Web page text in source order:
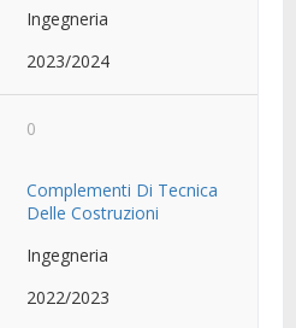
Ingegneria
2023/2024
0
Complementi Di Tecnica
Delle Costruzioni
Ingegneria
2022/2023